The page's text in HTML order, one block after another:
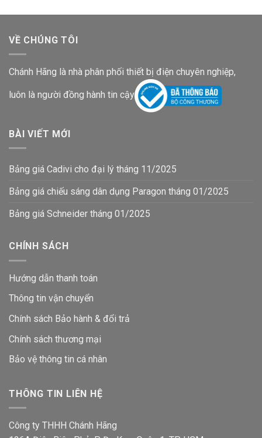
VỀ CHÚNG TÔI
Chánh Hãng là nhà phân phối thiết bị điện chuyên nghiệp,
luôn là người đồng hành tin cậy
BÀI VIẾT MỚI
Bảng giá Cadivi cho đại lý tháng 11/2025
Bảng giá chiếu sáng dân dụng Paragon tháng 01/2025
Bảng giá Schneider tháng 01/2025
CHÍNH SÁCH
Hướng dẫn thanh toán
Thông tin vận chuyển
Chính sách Bảo hành & đổi trả
Chính sách thương mại
Bảo vệ thông tin cá nhân
THÔNG TIN LIÊN HỆ
Công ty THHH Chánh Hãng